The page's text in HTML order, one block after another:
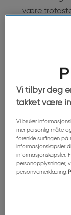
være trofaste
Pierre
eller oral
Vi tilbyr deg
takket være
Vi bruker
mer personlig måte
forenkle surfingen
informasjonskapsler
informasjonskapsler.
personopplysninger,
personvernerklæring: